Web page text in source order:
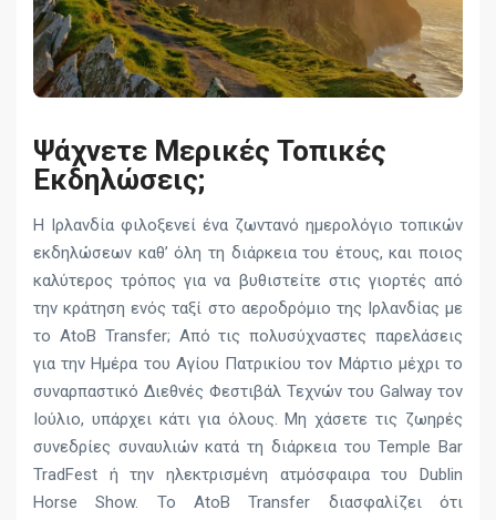
Ψάχνετε Μερικές Τοπικές
Εκδηλώσεις;
Η Ιρλανδία φιλοξενεί ένα ζωντανό ημερολόγιο τοπικών
εκδηλώσεων καθ’ όλη τη διάρκεια του έτους, και ποιος
καλύτερος τρόπος για να βυθιστείτε στις γιορτές από
την κράτηση ενός ταξί στο αεροδρόμιο της Ιρλανδίας με
το AtoB Transfer; Από τις πολυσύχναστες παρελάσεις
για την Ημέρα του Αγίου Πατρικίου τον Μάρτιο μέχρι το
συναρπαστικό Διεθνές Φεστιβάλ Τεχνών του Galway τον
Ιούλιο, υπάρχει κάτι για όλους. Μη χάσετε τις ζωηρές
συνεδρίες συναυλιών κατά τη διάρκεια του Temple Bar
TradFest ή την ηλεκτρισμένη ατμόσφαιρα του Dublin
Horse Show. Το AtoB Transfer διασφαλίζει ότι